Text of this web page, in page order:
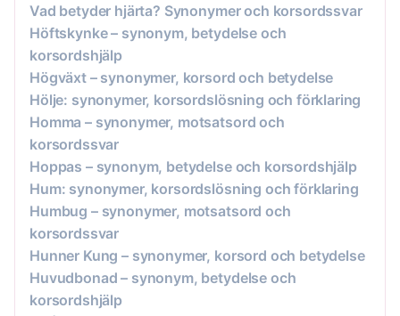
Vad betyder hjärta? Synonymer och korsordssvar
Höftskynke – synonym, betydelse och
korsordshjälp
Högväxt – synonymer, korsord och betydelse
Hölje: synonymer, korsordslösning och förklaring
Homma – synonymer, motsatsord och
korsordssvar
Hoppas – synonym, betydelse och korsordshjälp
Hum: synonymer, korsordslösning och förklaring
Humbug – synonymer, motsatsord och
korsordssvar
Hunner Kung – synonymer, korsord och betydelse
Huvudbonad – synonym, betydelse och
korsordshjälp